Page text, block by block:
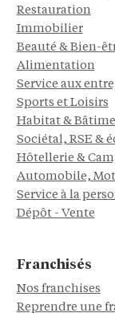
Restauration
Immobilier
Beauté & Bien-
Alimentation
Service aux
Sports et Loisirs
Habitat &
Sociétal, RSE &
Hôtellerie &
Automobile,
Service à la
Dépôt - Vente
Franchisés
Nos franchises
Reprendre une